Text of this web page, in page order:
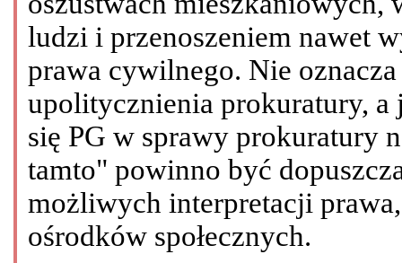
ludzi i przenoszeniem nawet
prawa cywilnego. Nie
upolitycznienia prokuratury, a
się PG w sprawy prokuratury
tamto" powinno być
możliwych interpretacji
ośrodków społecznych.